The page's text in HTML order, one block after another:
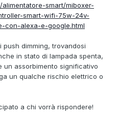
smart/miboxer-
smart-wifi-75w-24v-
con-alexa-e-google.html
push dimming, trovandosi
in stato di lampada spenta,
un assorbimento significativo
un qualche rischio elettrico o
a chi vorrà rispondere!